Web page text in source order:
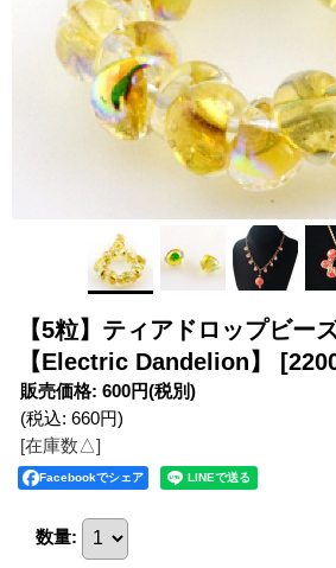
【5粒】ティアドロップビー
【Electric Dandelion】
販売価格: 600円(税別)
(税込: 660円)
[在庫数△]
Facebookでシェア
数量: